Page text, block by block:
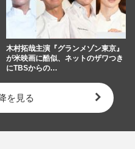
木村拓哉主演『グランメゾン東京』
が米映画に酷似、ネットのザワつき
にTBSからの…
を見る